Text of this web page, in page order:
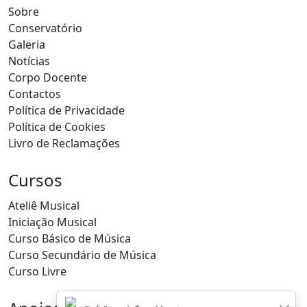
Sobre
Conservatório
Galeria
Notícias
Corpo Docente
Contactos
Política de Privacidade
Política de Cookies
Livro de Reclamações
Cursos
Ateliê Musical
Iniciação Musical
Curso Básico de Música
Curso Secundário de Música
Curso Livre